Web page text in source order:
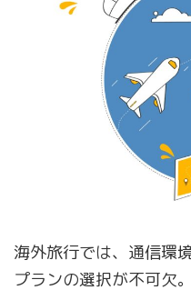
海外旅行では、通信環
プランの選択が不可欠。